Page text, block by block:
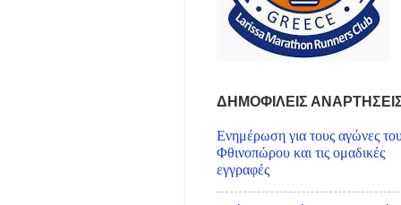
ΔΗΜΟΦΙΛΕΙΣ
Ενημέρωση για τους αγώνες
Φθινοπώρου και τις ομαδικές
εγγραφές